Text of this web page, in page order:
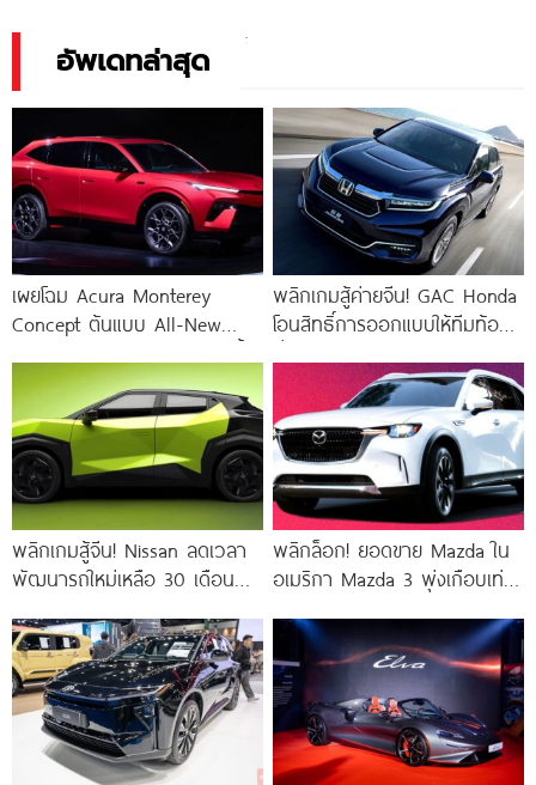
อัพเดทล่าสุด
เผยโฉม Acura Monterey
Concept ต้นแบบ All-New
พลิกเกมสู้ค่ายจีน! GAC Honda
โอนสิทธิ์การออกแบบให้ทีมท้อง
พลิกเกมสู้จีน! Nissan ลดเวลา
พัฒนารถใหม่เหลือ 30 เดือน
Skyline สู่ยุค
พลิกล็อก! ยอดขาย Mazda ใน
อเมริกา Mazda 3 พุ่งเกือบเท่า